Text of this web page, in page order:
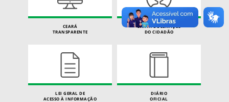
CEARÁ
TRANSPARENTE
CARTA DE SERVIÇOS
DO CIDADÃO
LEI GERAL DE
ACESSO À INFORMAÇÃO
DIÁRIO
OFICIAL